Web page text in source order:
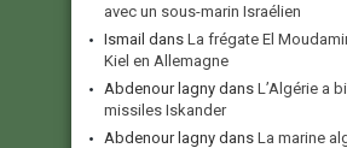
avec un sous-marin Israélien
Ismail dans La frégate El
Kiel en Allemagne
Abdenour lagny dans L’Algérie a
missiles Iskander
Abdenour lagny dans La marine